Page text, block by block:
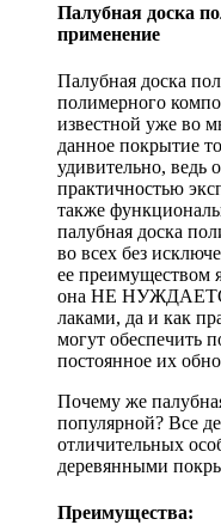
Палубная доска
применение
Палубная доска
полимерного
известной уже во
данное покрытие
удивительно, ведь
практичностью
также
палубная доска
во всех без
ее преимуществом
она НЕ
лаками, да и как
могут обеспечить
постоянное их
Почему же
популярной? Все
отличительных
деревянными
Преимущества: